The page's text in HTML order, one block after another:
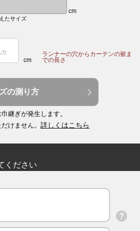
cm
たサイズ
cm
ランナーの穴からカーテンの裾ま
での長さ
の測り方
継ぎが発生します。
けません。 詳しくはこちら
ください